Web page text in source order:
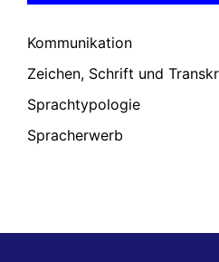
Kommunikation
Zeichen, Schrift und
Sprachtypologie
Spracherwerb